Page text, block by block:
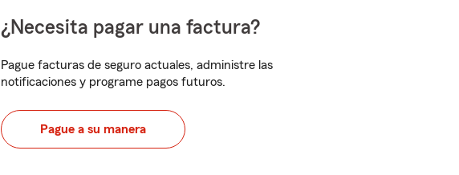
¿Necesita pagar una factura?
Pague facturas de seguro actuales, administre las
notificaciones y programe pagos futuros.
Pague a su manera